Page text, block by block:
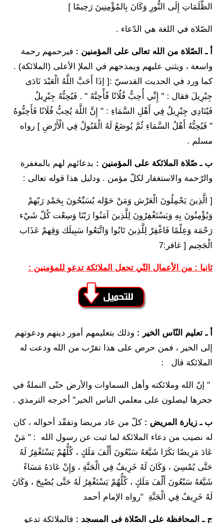
الظُّلَمَاتِ إِلَى النُّورِ وَكَانَ بِالمُؤْمِنِينَ رَحِيمًا ]
الصّلاة في اللغة هي الدّعاء .
أ ـ الصّلاة من الله تعالى على المؤمنين : فيرحمهم رحمة
واسعة ، ويثني عليهم ويمدحهم في الملإ الأعلى (الملائكة) .
كما ورد في الحديث القدسيّ :[ إذَا أَحَبَّ اللَّهُ الْعَبْدَ نَادَى
جِبْرِيلَ فقال : " إِنِّي أُحِبُّ فُلُانًا فًأًحِبَّهُ " . فَيُحِبُّهُ جِبْرِيلُ
فَيُنَادِي جِبْرِيلُ فِي أَهْلِ السَّمَاءِ : " إِنَّ اللَّهَ يُحِبُّ فُلَانًا فَأَحِبُّوهُ
" فَيُحِبُّهُ أَهْلُ السَّمَاءِ ثُمَّ يُوضَعُ لَهُ الْقَبُولُ فِي الْأَرْضِ ] رواه
مسلم .
ب ـ صّلاة الملائكة على المؤمنين : بدعائهم لهم بالمغفرة
والرّحمة والاستغفار لكلّ مؤمن . ودليل هذا قوله تعالى :
[ الَّذِينَ يَحْمِلُونَ الْعَرْش وَمَنْ حَوْله يُسَبِّحُونَ بِحَمْدِ رَبّهمْ
وَيُؤْمِنُونَ بِهِ وَيَسْتَغْفِرُونَ لِلَّذِينَ آمَنُوا رَبّنَا وَسِعْت كُلّ شَيْء
رَحْمَة وَعِلْمًا فَاغْفِرْ لِلَّذِينَ تَابُوا وَاتَّبَعُوا سَبِيلَك وَقِهمْ عَذَاب
الْجَحِيم [ غافر:7
ثانيا : من الأعمال التّي تجعل الملائكة تدعو للمؤمنين :
أ ـ تعليم النّاس الخير : وذلك بتعليمهم أمور دينهم ودعوتهم
إلى الخير ، فمن حرص على هذا تقرّب من الله ودعت له
الملائكة قال :
" إنّ الله وملائكته وأهل السماوات والأرض حتّى النملةُ في
جحرها ليصلون على معلمي الناس الخير" أخرجه الترمذي .
ب ـ زيارة المريض : كلّ من عاد مريضا وتفقّد أحواله ، كان
له نصيب من دعاء الملائكة لما ثبت عن رسول الله : " مَنْ
عَادَ مَرِيضًا بَكَرًا شَيَّعَهُ سَبْعُونَ أَلْفَ مَلَكٍ ، كُلُّهُمْ يَسْتَغْفِرُ لَهُ
حَتَّى يُمْسِيَ ، وَكَانَ لَهُ خَرِيفٌ فِي الْجَنَّةِ ، وَإِنْ عَادَهُ مَسَاءً
شَيَّعَهُ سَبْعُونَ أَلْفَ مَلَكٍ ، كُلُّهُمْ يَسْتَغْفِرُ لَهُ حَتَّى يُصْبِحَ ، وَكَانَ
لَهُ خَرِيفٌ فِي الْجَنَّةِ "رواه الإمام أحمد
ج ـ المحافظة على الصّلاة في المسجد : فالملائكة تدعو